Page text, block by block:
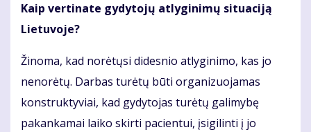
Kaip vertinate gydytojų atlyginimų situaciją
Lietuvoje?
Žinoma, kad norėtųsi didesnio atlyginimo, kas jo
nenorėtų. Darbas turėtų būti organizuojamas
konstruktyviai, kad gydytojas turėtų galimybę
pakankamai laiko skirti pacientui, įsigilinti į jo